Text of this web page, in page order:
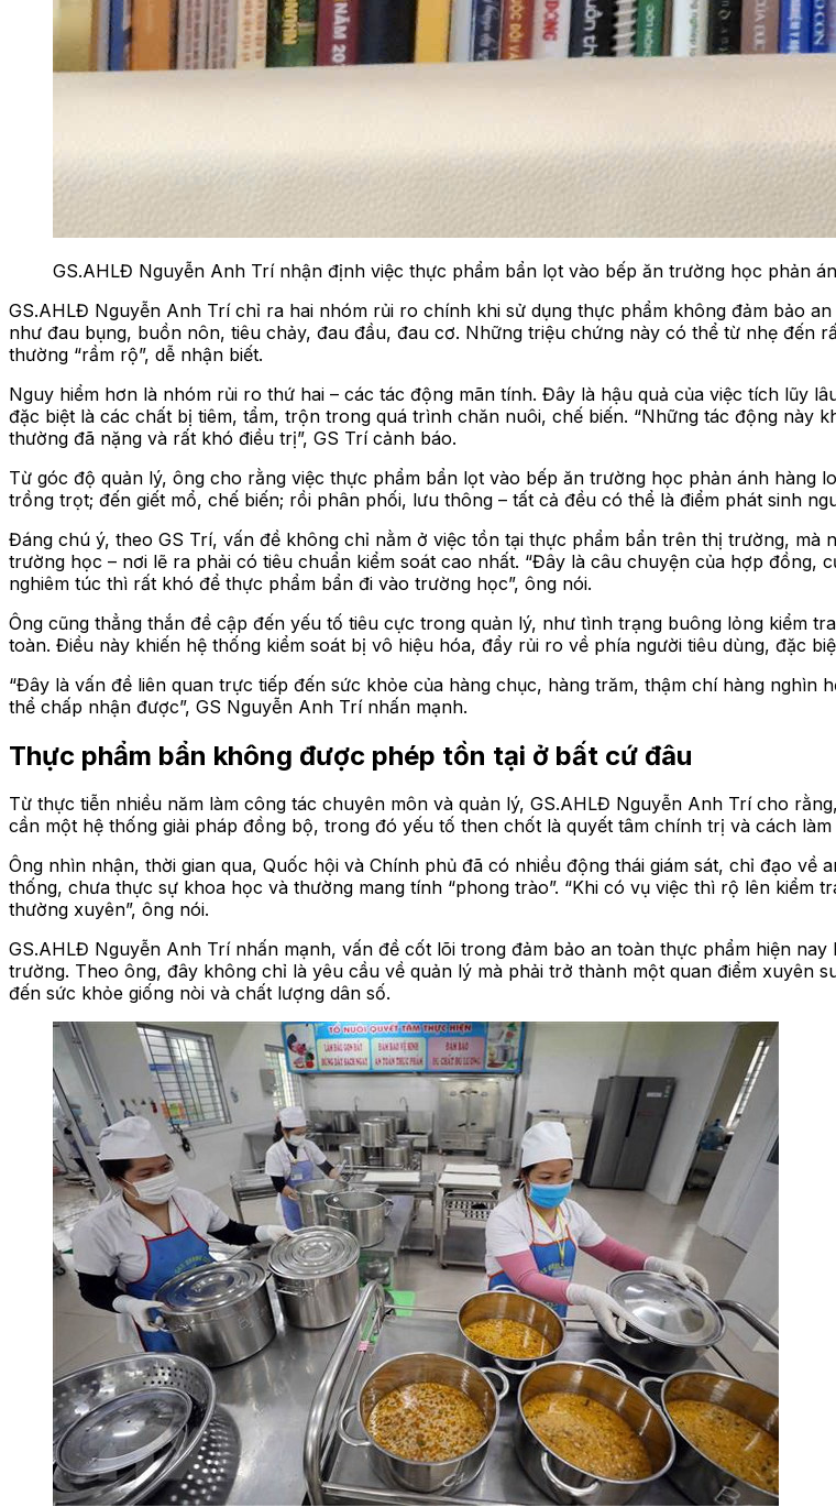
GS.AHLĐ Nguyễn Anh Trí nhận định việc thực phẩm bẩn lọt vào bếp ăn trường học phản
GS.AHLĐ Nguyễn Anh Trí chỉ ra hai nhóm rủi ro chính khi sử dụng thực phẩm không đảm bảo
như đau bụng, buồn nôn, tiêu chảy, đau đầu, đau cơ. Những triệu chứng này có thể từ nhẹ đến
thường “rầm rộ”, dễ nhận biết.
Nguy hiểm hơn là nhóm rủi ro thứ hai – các tác động mãn tính. Đây là hậu quả của việc tích lũy
đặc biệt là các chất bị tiêm, tẩm, trộn trong quá trình chăn nuôi, chế biến. “Những tác động này
thường đã nặng và rất khó điều trị”, GS Trí cảnh báo.
Từ góc độ quản lý, ông cho rằng việc thực phẩm bẩn lọt vào bếp ăn trường học phản ánh hàng
trồng trọt; đến giết mổ, chế biến; rồi phân phối, lưu thông – tất cả đều có thể là điểm phát sinh
Đáng chú ý, theo GS Trí, vấn đề không chỉ nằm ở việc tồn tại thực phẩm bẩn trên thị trường, mà
trường học – nơi lẽ ra phải có tiêu chuẩn kiểm soát cao nhất. “Đây là câu chuyện của hợp đồng,
nghiêm túc thì rất khó để thực phẩm bẩn đi vào trường học”, ông nói.
Ông cũng thẳng thắn đề cập đến yếu tố tiêu cực trong quản lý, như tình trạng buông lỏng kiểm
toàn. Điều này khiến hệ thống kiểm soát bị vô hiệu hóa, đẩy rủi ro về phía người tiêu dùng, đặc
“Đây là vấn đề liên quan trực tiếp đến sức khỏe của hàng chục, hàng trăm, thậm chí hàng
thể chấp nhận được”, GS Nguyễn Anh Trí nhấn mạnh.
Thực phẩm bẩn không được phép tồn tại ở bất cứ đâu
Từ thực tiễn nhiều năm làm công tác chuyên môn và quản lý, GS.AHLĐ Nguyễn Anh Trí cho
cần một hệ thống giải pháp đồng bộ, trong đó yếu tố then chốt là quyết tâm chính trị và cách
Ông nhìn nhận, thời gian qua, Quốc hội và Chính phủ đã có nhiều động thái giám sát, chỉ đạo
thống, chưa thực sự khoa học và thường mang tính “phong trào”. “Khi có vụ việc thì rộ lên
thường xuyên”, ông nói.
GS.AHLĐ Nguyễn Anh Trí nhấn mạnh, vấn đề cốt lõi trong đảm bảo an toàn thực phẩm hiện
trường. Theo ông, đây không chỉ là yêu cầu về quản lý mà phải trở thành một quan điểm xuyên
đến sức khỏe giống nòi và chất lượng dân số.